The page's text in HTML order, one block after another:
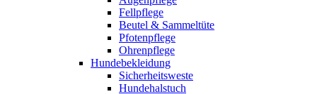
Fellpflege
Beutel & Sammeltüte
Pfotenpflege
Ohrenpflege
Hundebekleidung
Sicherheitsweste
Hundehalstuch